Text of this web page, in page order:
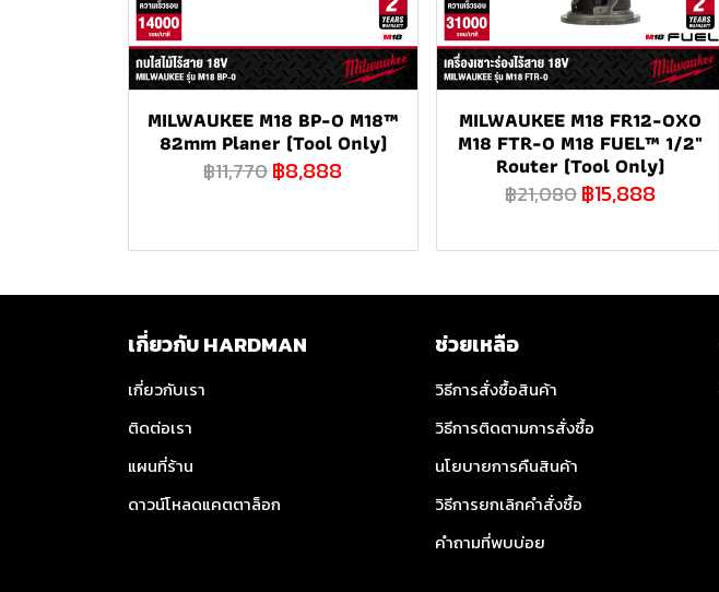
MILWAUKEE M18 BP-0 M18™
82mm Planer (Tool Only)
฿11,770฿8,888
MILWAUKEE M18 FR12-0X0
M18 FTR-0 M18 FUEL™ 1/2"
Router (Tool Only)
฿21,080฿15,888
เกี่ยวกับ HARDMAN
เกี่ยวกับเรา
ติดต่อเรา
แผนที่ร้าน
ดาวน์โหลดแคตตาล็อก
ช่วยเหลือ
วิธีการสั่งซื้อสินค้า
วิธีการติดตามการสั่งซื้อ
นโยบายการคืนสินค้า
วิธีการยกเลิกคำสั่งซื้อ
คำถามที่พบบ่อย